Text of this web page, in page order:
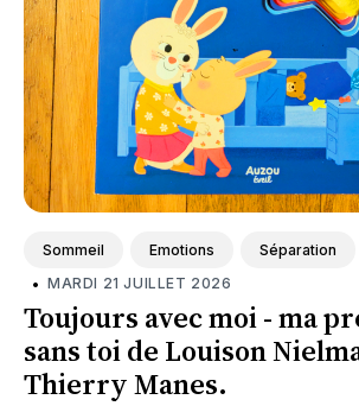
Sommeil Emotions Séparation
• MARDI 21 JUILLET 2026
Toujours avec moi - ma
sans toi de Louison
Thierry Manes.